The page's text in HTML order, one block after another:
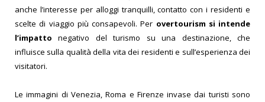
anche l’interesse per alloggi tranquilli, contatto con i residenti e
scelte di viaggio più consapevoli.Per overtourism si intende
l’impatto negativo del turismo su una destinazione, che
influisce sulla qualità della vita dei residenti e sull’esperienza dei
visitatori.
Le immagini di Venezia, Roma e Firenze invase dai turisti sono